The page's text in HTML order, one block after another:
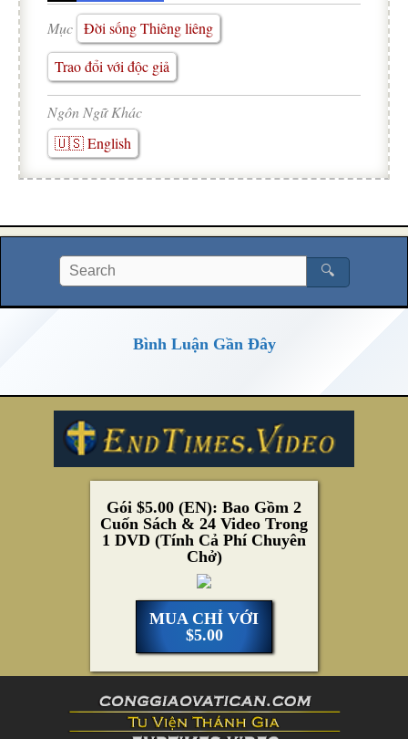
Mục Đời sống Thiêng liêng
Trao đổi với độc giả
Ngôn Ngữ Khác
🇺🇸 English
🔍
Bình Luận Gần Đây
Gói $5.00 (EN): Bao Gồm 2
Cuốn Sách & 24 Video Trong
1 DVD (Tính Cả Phí Chuyên
Chở)
MUA CHỈ VỚI
$5.00